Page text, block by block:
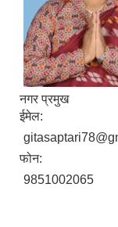
नगर प्रमुख
ईमेल:
फोन:
9851002065